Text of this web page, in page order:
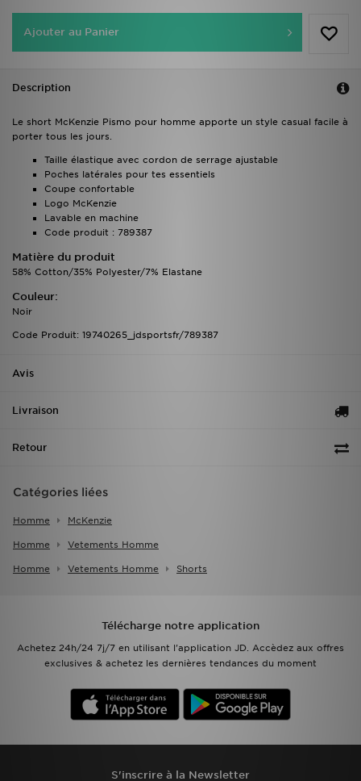
Ajouter au Panier
Description
Le short McKenzie Pismo pour homme apporte un style casual facile à
porter tous les jours.
Taille élastique avec cordon de serrage ajustable
Poches latérales pour tes essentiels
Coupe confortable
Logo McKenzie
Lavable en machine
Code produit : 789387
Matière du produit
58% Cotton/35% Polyester/7% Elastane
Couleur:
Noir
Code Produit: 19740265_jdsportsfr/789387
Avis
Livraison
Retour
Catégories liées
Homme McKenzie
Homme Vetements Homme
Homme Vetements Homme Shorts
Télécharge notre application
Achetez 24h/24 7j/7 en utilisant l'application JD. Accèdez aux offres
exclusives & achetez les dernières tendances du moment
S'inscrire à la Newsletter